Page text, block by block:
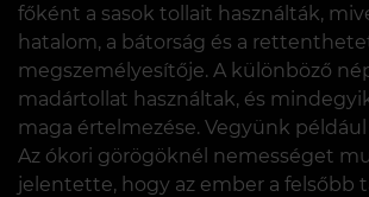
főként a sasok tollait használták,
hatalom, a bátorság és a
megszemélyesítője. A különböző
madártollat ​​használtak, és
maga értelmezése. Vegyünk
Az ókori görögöknél nemességet
jelentette, hogy az ember a felsőbb